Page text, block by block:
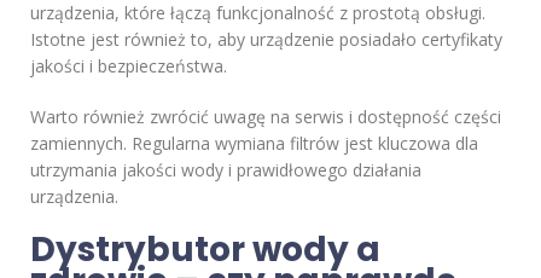
urządzenia, które łączą funkcjonalność z prostotą obsługi.
Istotne jest również to, aby urządzenie posiadało certyfikaty
jakości i bezpieczeństwa.
Warto również zwrócić uwagę na serwis i dostępność części
zamiennych. Regularna wymiana filtrów jest kluczowa dla
utrzymania jakości wody i prawidłowego działania
urządzenia.
Dystrybutor wody a